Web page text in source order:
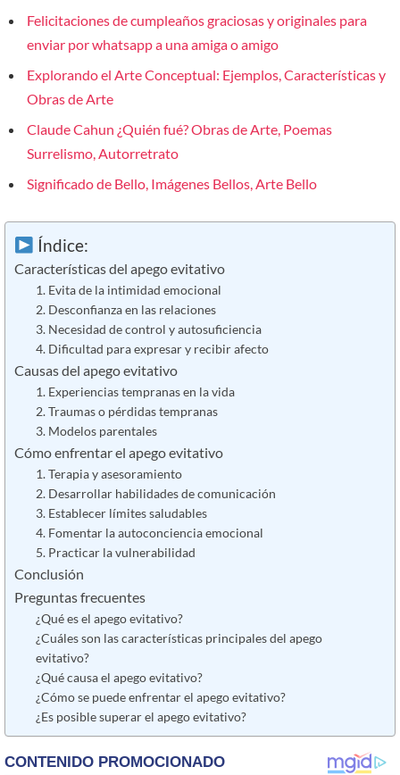
Felicitaciones de cumpleaños graciosas y originales para
enviar por whatsapp a una amiga o amigo
Explorando el Arte Conceptual: Ejemplos, Características y
Obras de Arte
Claude Cahun ¿Quién fué? Obras de Arte, Poemas
Surrelismo, Autorretrato
Significado de Bello, Imágenes Bellos, Arte Bello
Índice:
Características del apego evitativo
1. Evita de la intimidad emocional
2. Desconfianza en las relaciones
3. Necesidad de control y autosuficiencia
4. Dificultad para expresar y recibir afecto
Causas del apego evitativo
1. Experiencias tempranas en la vida
2. Traumas o pérdidas tempranas
3. Modelos parentales
Cómo enfrentar el apego evitativo
1. Terapia y asesoramiento
2. Desarrollar habilidades de comunicación
3. Establecer límites saludables
4. Fomentar la autoconciencia emocional
5. Practicar la vulnerabilidad
Conclusión
Preguntas frecuentes
¿Qué es el apego evitativo?
¿Cuáles son las características principales del apego
evitativo?
¿Qué causa el apego evitativo?
¿Cómo se puede enfrentar el apego evitativo?
¿Es posible superar el apego evitativo?